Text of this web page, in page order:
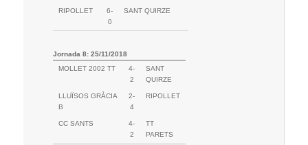
RIPOLLET
6-
0
SANT QUIRZE
Jornada 8: 25/11/2018
MOLLET 2002 TT
4-
2
SANT
QUIRZE
LLUÏSOS GRÀCIA
B
2-
4
RIPOLLET
CC SANTS
4-
2
TT
PARETS